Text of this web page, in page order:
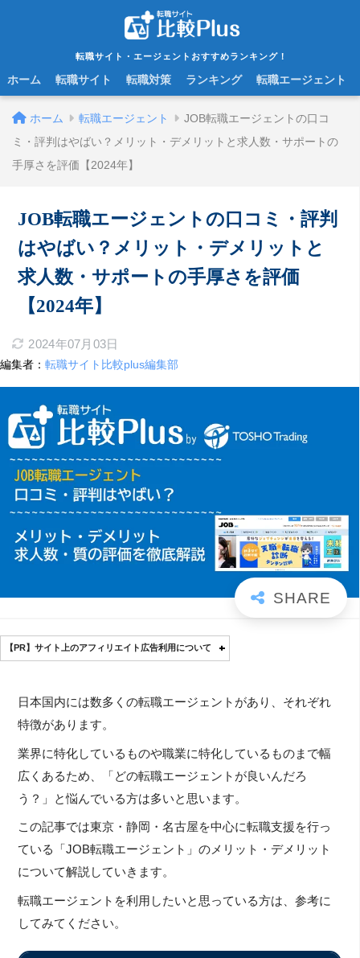
転職サイト・エージェントおすすめランキング！
ホーム 転職サイト 転職対策 ランキング 転職エージェント
ホーム 転職エージェント
JOB転職エージェントの口コ
ミ・評判はやばい？メリット・デメリットと求人数・サポートの
手厚さを評価【2024年】
JOB転職エージェントの口コミ・評判
はやばい？メリット・デメリットと
求人数・サポートの手厚さを評価
【2024年】
2024年07月03日
編集者： 転職サイト比較plus編集部
【PR】サイト上のアフィリエイト広告利用について
日本国内には数多くの転職エージェントがあり、それぞれ
特徴があります。
業界に特化しているものや職業に特化しているものまで幅
広くあるため、「どの転職エージェントが良いんだろ
う？」と悩んでいる方は多いと思います。
この記事では東京・静岡・名古屋を中心に転職支援を行っ
ている「JOB転職エージェント」のメリット・デメリット
について解説していきます。
転職エージェントを利用したいと思っている方は、参考に
してみてください。